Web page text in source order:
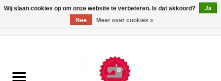
Machines
Wij slaan cookies op om onze website te verbeteren. Is dat akkoord?
Ja
Nee
Meer over cookies »